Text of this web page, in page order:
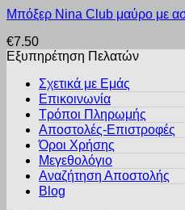
να
στη
σελίδα
προϊόντος
το
έχει
πολλαπλές
επιλογές
μπορούν
επιλεγούν
σελίδα
Μπόξερ Nina Club μαύρο με
€7.50
Εξυπηρέτηση Πελατών
Σχετικά με Εμάς
Επικοινωνία
Τρόποι Πληρωμής
Αποστολές-Επιστροφές
Όροι Χρήσης
Μεγεθολόγιο
Αναζήτηση Αποστολής
Blog